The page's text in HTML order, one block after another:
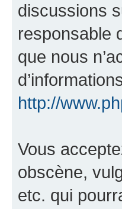
discussions
responsable
que nous
http://
Vous
obscène,
etc. qui